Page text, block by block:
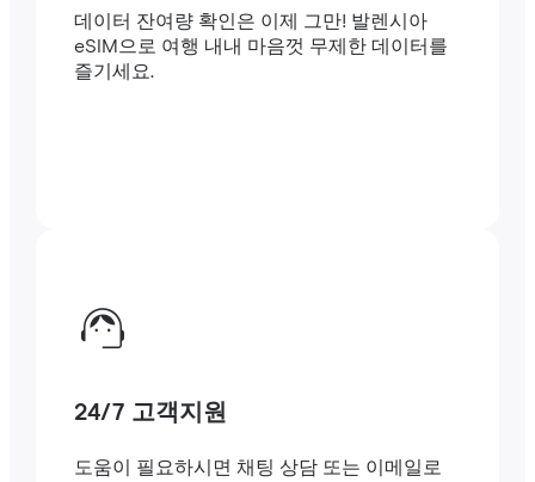
데이터 잔여량 확인은 이제 그만! 발렌시아
eSIM으로 여행 내내 마음껏 무제한 데이터를
즐기세요.
24/7 고객지원
도움이 필요하시면 채팅 상담 또는 이메일로